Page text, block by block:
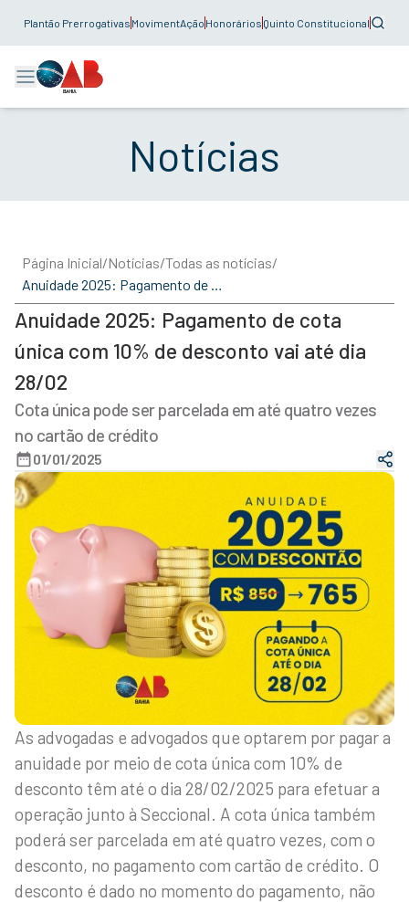
Plantão Prerrogativas MovimentAção Honorários Quinto Constitucional
Notícias
Página Inicial/Notícias/Todas as notícias/
Anuidade 2025: Pagamento de cota
única com 10% de desconto vai até dia
28/02
Cota única pode ser parcelada em até quatro vezes
no cartão de crédito
01/01/2025
As advogadas e advogados que optarem por pagar a
anuidade por meio de cota única com 10% de
desconto têm até o dia 28/02/2025 para efetuar a
operação junto à Seccional. A cota única também
poderá ser parcelada em até quatro vezes, com o
desconto, no pagamento com cartão de crédito. O
desconto é dado no momento do pagamento, não